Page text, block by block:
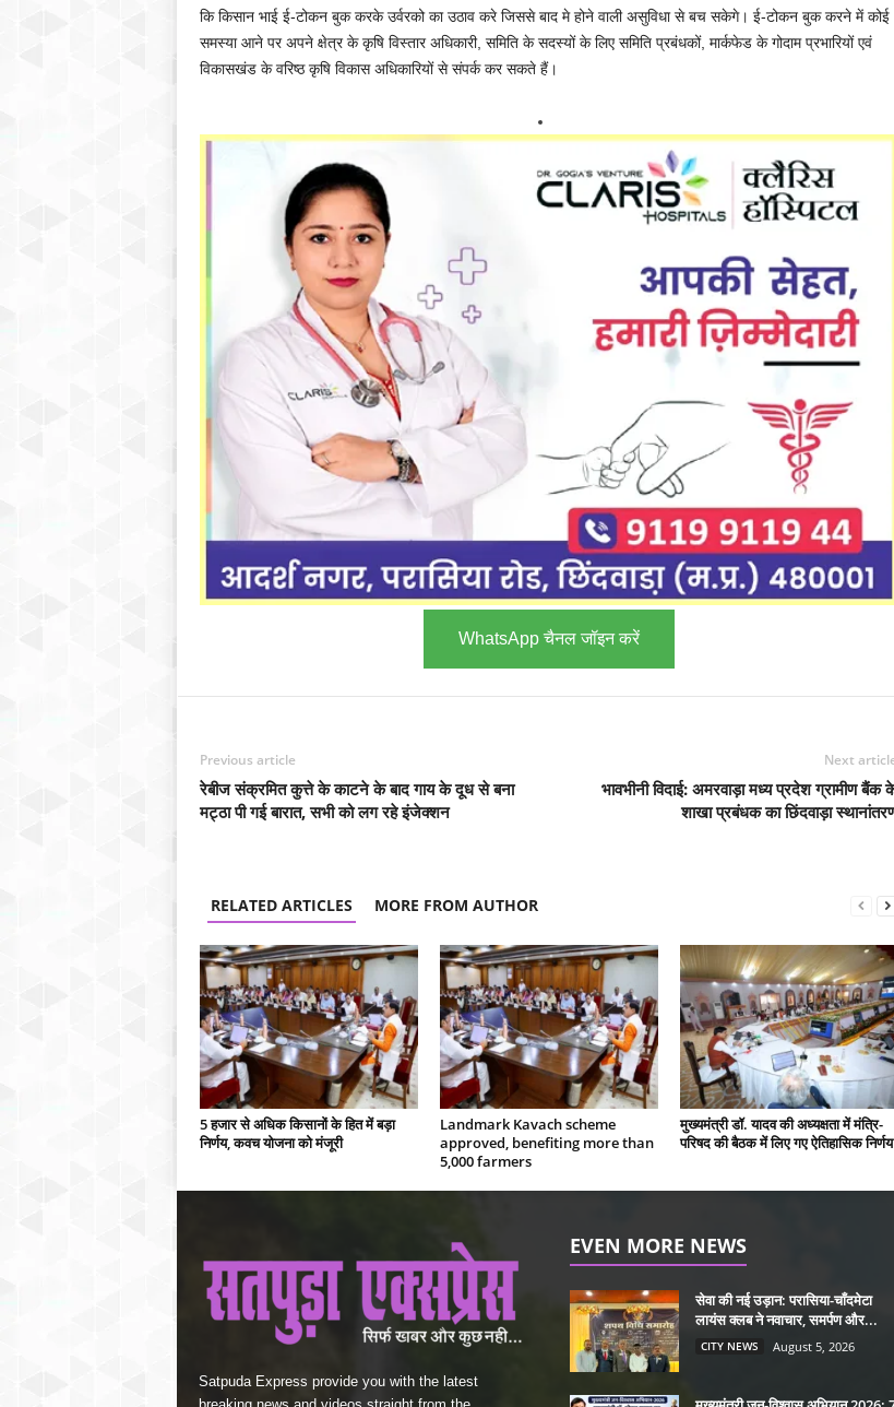
कि किसान भाई ई-टोकन बुक करके उर्वरको का उठाव करे जिससे बाद मे होने वाली असुविधा से बच सकेगे। ई-टोकन बुक करने में कोई
समस्‍या आने पर अपने क्षेत्र के कृषि विस्‍तार अधिकारी, समिति के सदस्‍यों के लिए समिति प्रबंधकों, मार्कफेड के गोदाम प्रभारियों एवं
विकासखंड के वरिष्‍ठ कृषि विकास अधिकारियों से संपर्क कर सकते हैं।
WhatsApp चैनल जॉइन करें
Previous article
रेबीज संक्रमित कुत्ते के काटने के बाद गाय के दूध से बना
मट्ठा पी गई बारात, सभी को लग रहे इंजेक्शन
Next
भावभीनी विदाई: अमरवाड़ा मध्य प्रदेश ग्रामीण बैंक
शाखा प्रबंधक का छिंदवाड़ा
RELATED ARTICLES MORE FROM AUTHOR
5 हजार से अधिक किसानों के हित में बड़ा
निर्णय, कवच योजना को मंजूरी
Landmark Kavach scheme
approved, benefiting more than
5,000 farmers
मुख्यमंत्री डॉ. यादव की अध्यक्षता में मंत्रि-
परिषद की बैठक में लिए गए ऐतिहासिक निर्णय
Satpuda Express provide you with the latest
EVEN MORE NEWS
सेवा की नई उड़ान: परासिया-चाँदमेटा
लायंस क्लब ने नवाचार, समर्पण और...
CITY NEWS August 5, 2026